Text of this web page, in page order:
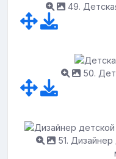
49.
50.
51. Дизайнер